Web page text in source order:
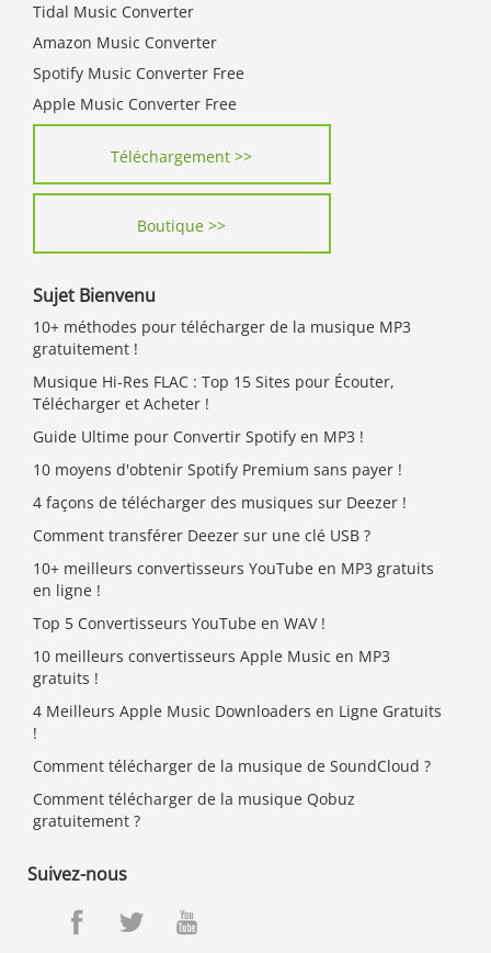
Tidal Music Converter
Amazon Music Converter
Spotify Music Converter Free
Apple Music Converter Free
Téléchargement >>
Boutique >>
Sujet Bienvenu
10+ méthodes pour télécharger de la musique MP3
gratuitement !
Musique Hi-Res FLAC : Top 15 Sites pour Écouter,
Télécharger et Acheter !
Guide Ultime pour Convertir Spotify en MP3 !
10 moyens d'obtenir Spotify Premium sans payer !
4 façons de télécharger des musiques sur Deezer !
Comment transférer Deezer sur une clé USB ?
10+ meilleurs convertisseurs YouTube en MP3 gratuits
en ligne !
Top 5 Convertisseurs YouTube en WAV !
10 meilleurs convertisseurs Apple Music en MP3
gratuits !
4 Meilleurs Apple Music Downloaders en Ligne Gratuits
!
Comment télécharger de la musique de SoundCloud ?
Comment télécharger de la musique Qobuz
gratuitement ?
Suivez-nous